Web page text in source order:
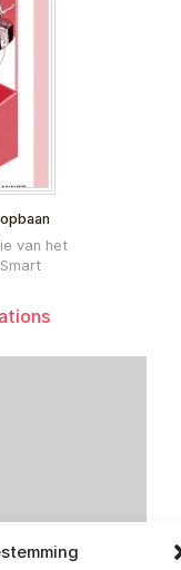
van het